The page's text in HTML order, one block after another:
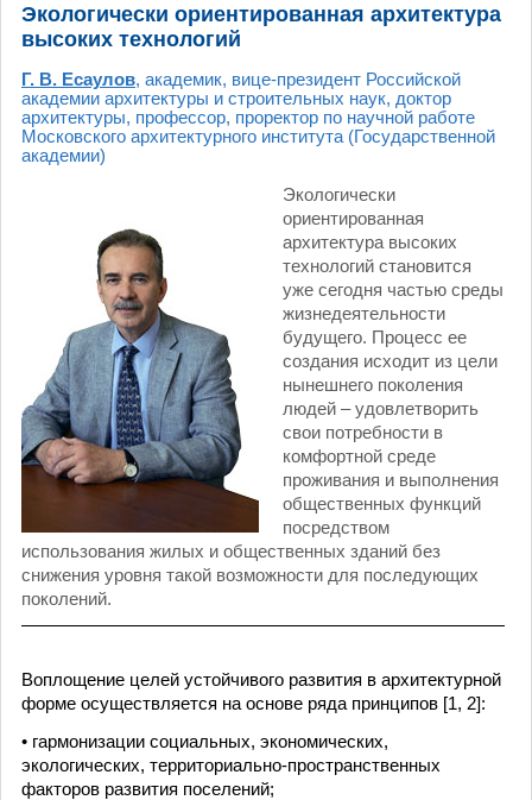
Экологически ориентированная архитектура
высоких технологий
Г. В. Есаулов, академик, вице-президент Российской
академии архитектуры и строительных наук, доктор
архитектуры, профессор, проректор по научной работе
Московского архитектурного института (Государственной
академии)
Экологически
ориентированная
архитектура высоких
технологий становится
уже сегодня частью среды
жизнедеятельности
будущего. Процесс ее
создания исходит из цели
нынешнего поколения
людей – удовлетворить
свои потребности в
комфортной среде
проживания и выполнения
общественных функций
посредством
использования жилых и общественных зданий без
снижения уровня такой возможности для последующих
поколений.
Воплощение целей устойчивого развития в архитектурной
форме осуществляется на основе ряда принципов [1, 2]:
• гармонизации социальных, экономических,
экологических, территориально-пространственных
факторов развития поселений;